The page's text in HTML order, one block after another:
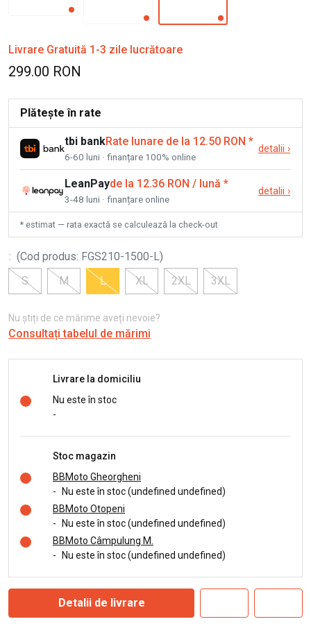
Livrare Gratuită 1-3 zile lucrătoare
299.00 RON
Plătește în rate
tbi bankRate lunare de la 12.50 RON *
6-60 luni · finanțare 100% online
detalii ›
LeanPayde la 12.36 RON / lună *
3-48 luni · finanțare online
detalii ›
* estimat — rata exactă se calculează la check-out
: (Cod produs: FGS210-1500-L)
S
M L XL 2XL 3XL
Nu știți de ce mărime aveți nevoie?
Consultați tabelul de mărimi
Livrare la domiciliu
Nu este în stoc
-
Stoc magazin
BBMoto Gheorgheni
-
Nu este în stoc (undefined undefined)
BBMoto Otopeni
-
Nu este în stoc (undefined undefined)
BBMoto Câmpulung M.
-
Nu este în stoc (undefined undefined)
Detalii de livrare